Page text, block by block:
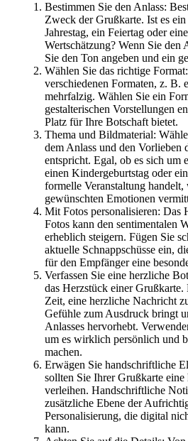
Bestimmen Sie den Anlass:
Zweck der Grußkarte. Ist es
Jahrestag, ein Feiertag oder
Wertschätzung? Wenn Sie den
Sie den Ton angeben und ein
Wählen Sie das richtige
verschiedenen Formaten, z. B.
mehrfalzig. Wählen Sie ein
gestalterischen Vorstellungen
Platz für Ihre Botschaft bietet.
Thema und Bildmaterial:
dem Anlass und den Vorlieben
entspricht. Egal, ob es sich um
einen Kindergeburtstag oder
formelle Veranstaltung
gewünschten Emotionen
Mit Fotos personalisieren: Das
Fotos kann den sentimentalen
erheblich steigern. Fügen Sie
aktuelle Schnappschüsse ein,
für den Empfänger eine
Verfassen Sie eine herzliche
das Herzstück einer Grußkarte.
Zeit, eine herzliche Nachricht
Gefühle zum Ausdruck bringt
Anlasses hervorhebt.
um es wirklich persönlich und
machen.
Erwägen Sie handschriftliche
sollten Sie Ihrer Grußkarte
verleihen. Handschriftliche
zusätzliche Ebene der
Personalisierung, die digital
kann.